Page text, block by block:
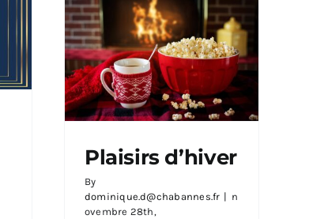
Plaisirs d’hiver
Plaisirs d’hiver
By
dominique.d@chabannes.fr | n
ovembre 28th,